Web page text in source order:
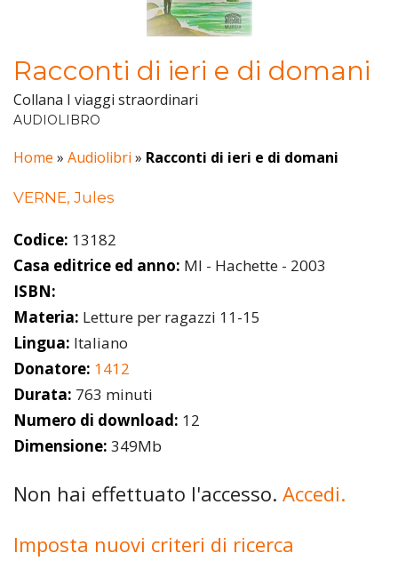
Racconti di ieri e di domani
Collana I viaggi straordinari
AUDIOLIBRO
Home » Audiolibri » Racconti di ieri e di domani
VERNE, Jules
Codice: 13182
Casa editrice ed anno: MI - Hachette - 2003
ISBN:
Materia: Letture per ragazzi 11-15
Lingua: Italiano
Donatore: 1412
Durata: 763 minuti
Numero di download: 12
Dimensione: 349Mb
Non hai effettuato l'accesso. Accedi.
Imposta nuovi criteri di ricerca